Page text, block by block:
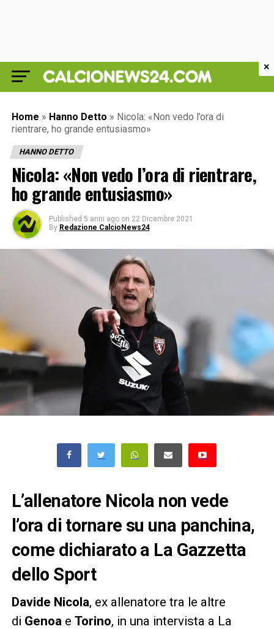
Home » Hanno Detto » Nicola: «Non vedo l’ora di
rientrare, ho grande entusiasmo»
HANNO DETTO
Nicola: «Non vedo l’ora di rientrare,
ho grande entusiasmo»
Published 5 anni ago on 22 Dicembre 2021
By Redazione CalcioNews24
L’allenatore Nicola non vede
l’ora di tornare su una panchina,
come dichiarato a La Gazzetta
dello Sport
Davide Nicola, ex allenatore tra le altre
di Genoa e Torino, in una intervista a La
×